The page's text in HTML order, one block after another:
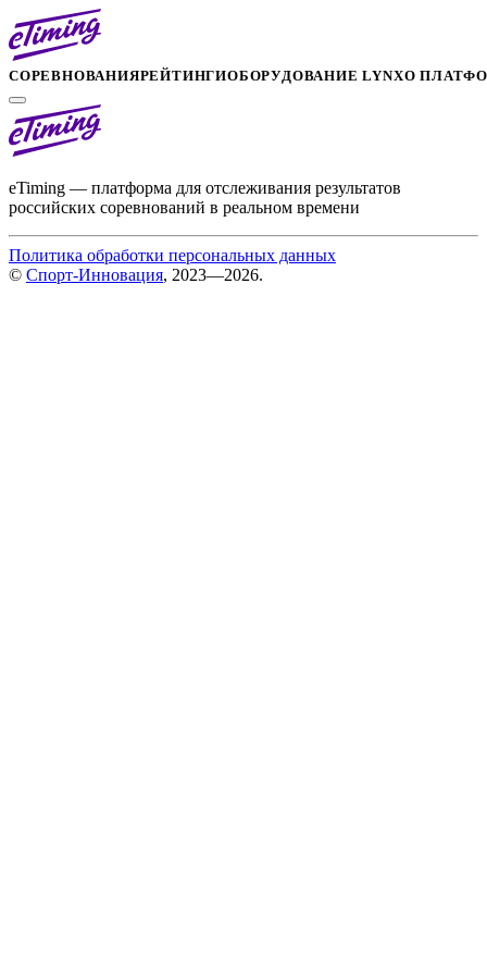
СОРЕВНОВАНИЯРЕЙТИНГИОБОРУДОВАНИЕ LYNXО
eTiming — платформа для отслеживания результатов
российских соревнований в реальном времени
Политика обработки персональных данных
© Спорт-Инновация, 2023—2026.